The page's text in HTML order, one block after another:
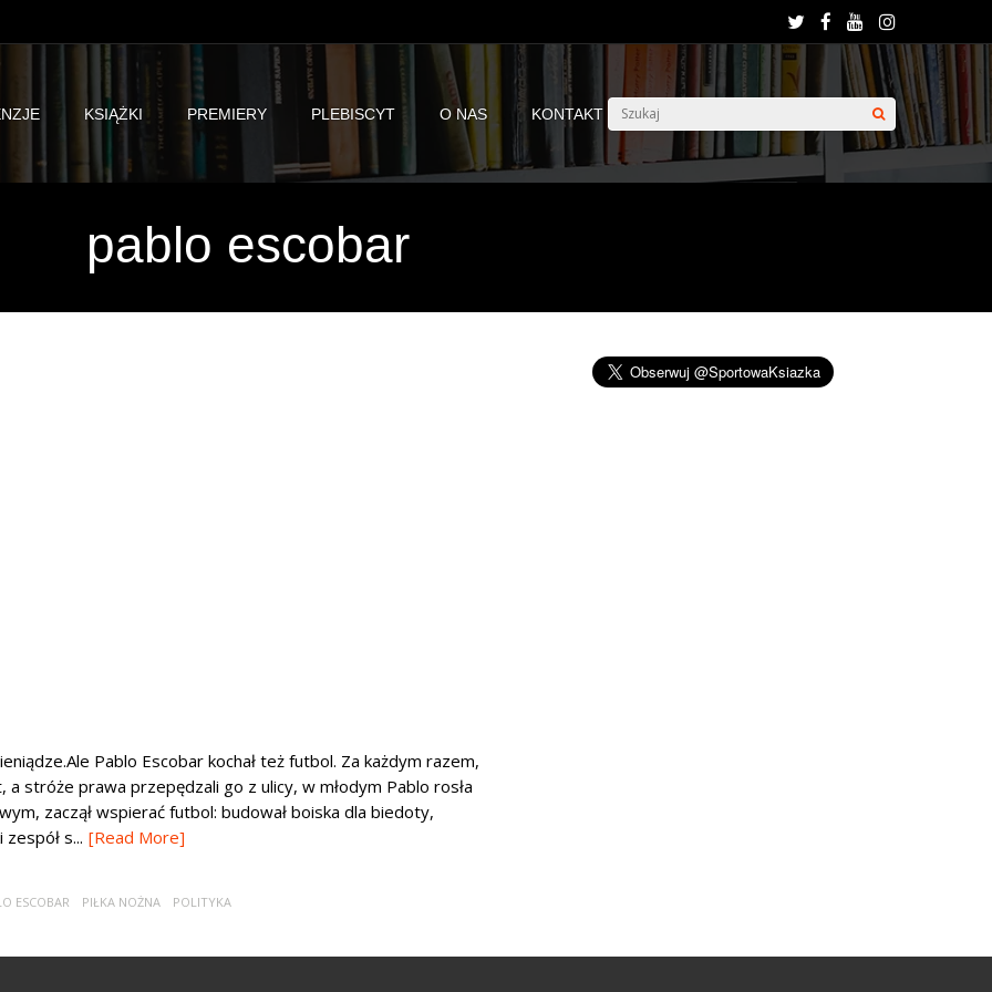
KSIĄŻKI PREMIERY PLEBISCYT O NAS KONTAKT
pablo escobar
Pablo Escobar kochał też futbol. Za każdym razem,
a stróże prawa przepędzali go z ulicy, w młodym Pablo rosła
zaczął wspierać futbol: budował boiska dla biedoty,
s... [Read More]
ESCOBAR PIŁKA NOŻNA POLITYKA